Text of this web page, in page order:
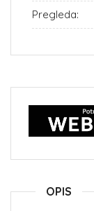
Pregleda:
OPIS